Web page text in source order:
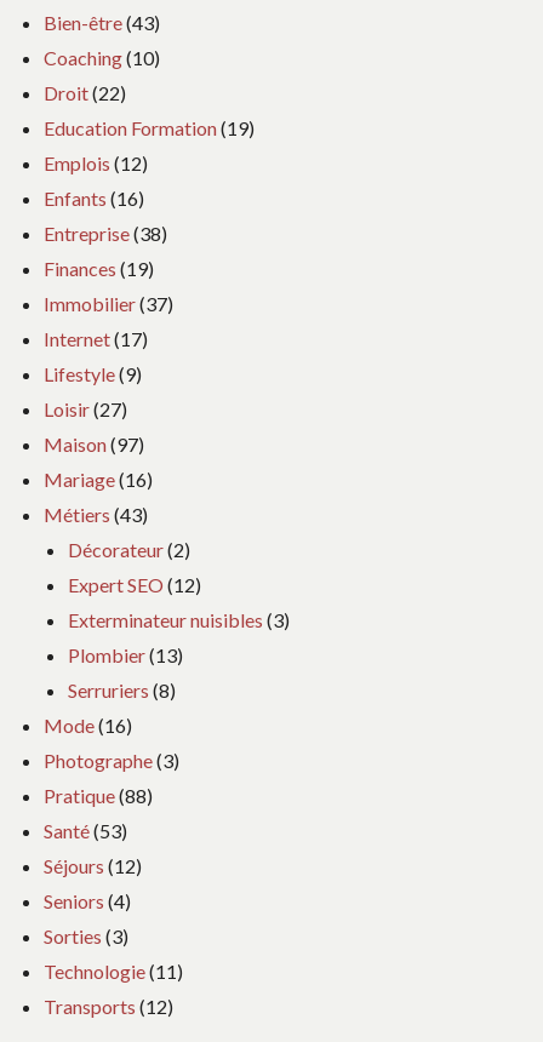
Bien-être(43)
Coaching(10)
Droit(22)
Education Formation(19)
Emplois (12)
Enfants (16)
Entreprise(38)
Finances (19)
Immobilier(37)
Internet(17)
Lifestyle(9)
Loisir(27)
Maison(97)
Mariage(16)
Métiers (43)
Décorateur(2)
Expert SEO (12)
Exterminateur nuisibles (3)
Plombier(13)
Serruriers (8)
Mode(16)
Photographe(3)
Pratique(88)
Santé(53)
Séjours (12)
Seniors (4)
Sorties (3)
Technologie(11)
Transports (12)